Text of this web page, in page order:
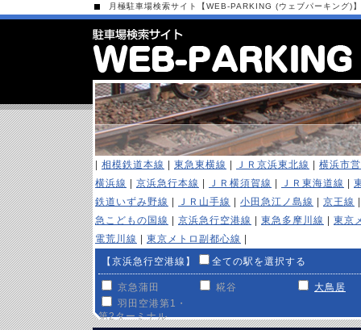
月極駐車場検索サイト【WEB-PARKING (ウェブパーキング
相模鉄道本線 東急東横線 ＪＲ京浜東北線
横浜市
横浜線
京浜急行本線 ＪＲ横須賀線 ＪＲ東海道線
鉄道いずみ野線
ＪＲ山手線 小田急江ノ島線 京王線
急こどもの国線
京浜急行空港線 東急多摩川線
東京
電荒川線
東京メトロ副都心線
【京浜急行空港線】
全ての駅を選択する
京急蒲田 糀谷
大鳥居
羽田空港第1・
第2ターミナル